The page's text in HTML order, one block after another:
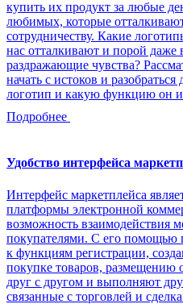
купить их продукт за любые
любимых, которые
сотрудничеству. Какие
нас отталкивают и порой
раздражающие чувства?
начать с истоков и
логотип и какую функцию он
Подробнее
Удобство интерфейса
Интерфейс маркетплейса
платформы электронной
возможность взаимодействия
покупателями. С его помощью
к функциям регистрации,
покупке товаров,
друг с другом и выполняют
связанные с торговлей и